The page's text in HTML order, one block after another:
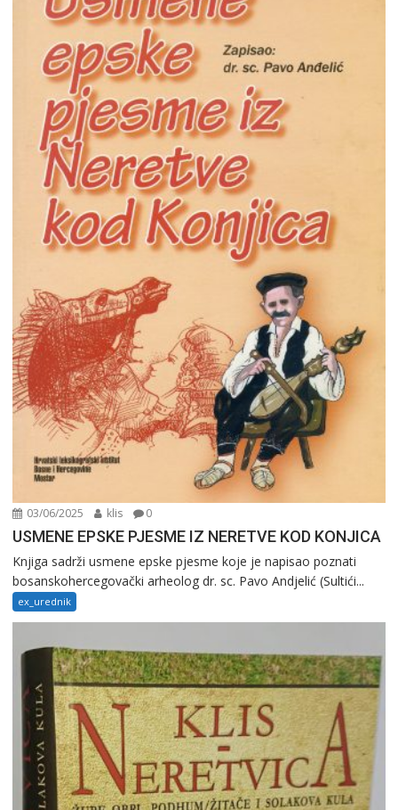
03/06/2025 klis 0
USMENE EPSKE PJESME IZ NERETVE KOD KONJICA
Knjiga sadrži usmene epske pjesme koje je napisao poznati
bosanskohercegovački arheolog dr. sc. Pavo Andjelić (Sultići...
ex_urednik